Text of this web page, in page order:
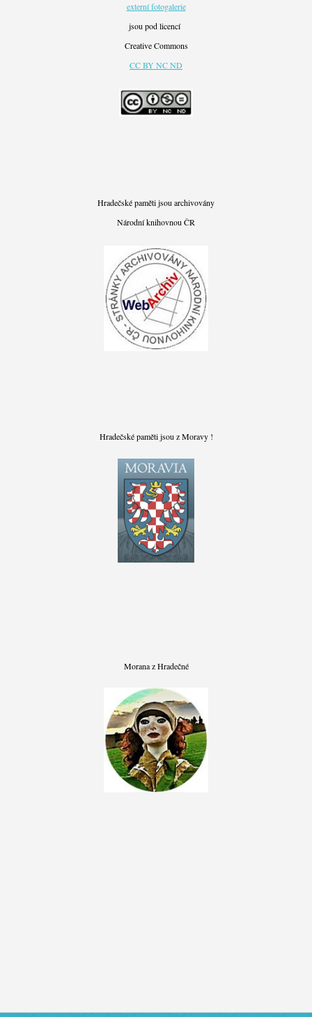
externí fotogalerie
jsou pod licencí
Creative Commons
CC BY NC ND
Hradečské paměti jsou archivovány
Národní knihovnou ČR
Hradečské paměti jsou z Moravy !
Morana z Hradečné